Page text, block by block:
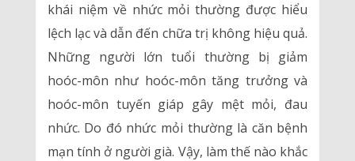
khái niệm về nhức mỏi thường được hiểu
lệch lạc và dẫn đến chữa trị không hiệu quả.
Những người lớn tuổi thường bị giảm
hoóc-môn như hoóc-môn tăng trưởng và
hoóc-môn tuyến giáp gây mệt mỏi, đau
nhức. Do đó nhức mỏi thường là căn bệnh
mạn tính ở người già. Vậy, làm thế nào khắc